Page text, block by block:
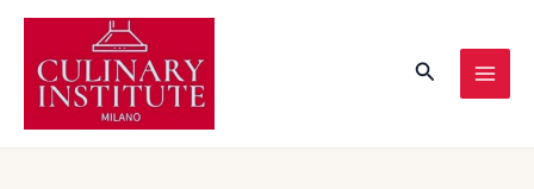
contenuto
Cerca